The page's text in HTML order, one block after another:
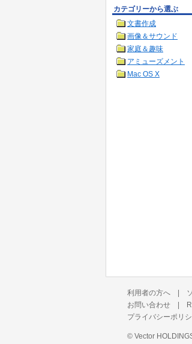
カテゴリーから選ぶ
文書作成
画像＆サウンド
家庭＆趣味
アミューズメント
Mac OS X
利用者の方へ |
お問い合わせ |
プライバシーポリ
© Vector